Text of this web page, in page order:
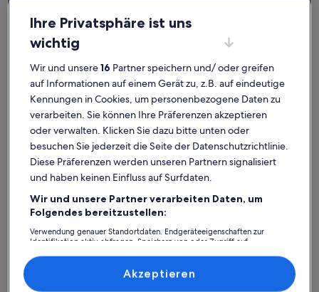
Rheinsberg Ferienunterkünfte für Familien in Zechlinerhütte
Zechlinerhütte: Finde deine
perfekte Unterkunft
Weitere Infos zu Ferienhäuser auf Naturgrundstück mit
Ihre Privatsphäre ist uns
wichtig
Wir und unsere16 Partner speichern und/ oder greifen
auf Informationen auf einem Gerät zu, z.B. auf eindeutige
Kennungen in Cookies, um personenbezogene Daten zu
verarbeiten. Sie können Ihre Präferenzen akzeptieren
oder verwalten. Klicken Sie dazu bitte unten oder
besuchen Sie jederzeit die Seite der Datenschutzrichtlinie.
Diese Präferenzen werden unseren Partnern signalisiert
und haben keinen Einfluss auf Surfdaten.
Wir und unsere Partner verarbeiten Daten, um
Folgendes bereitzustellen:
Verwendung genauer Standortdaten. Endgeräteeigenschaften zur
Identifikation aktiv abfragen. Speichern von oder Zugriff auf
Inhalte, Messung von Werbeleistung und der Performance von Inhalten,
Zielgruppenforschung sowie Entwicklung und Verbesserung von
Akzeptieren